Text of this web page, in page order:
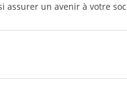
assurer un avenir à votre